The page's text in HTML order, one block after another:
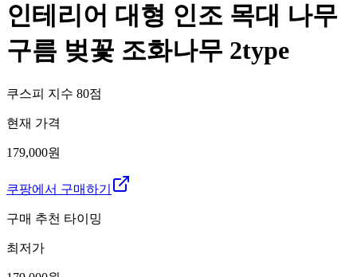
인테리어 대형 인조 목대 나무
구름 벚꽃 조화나무 2type
쿠스피 지수 80점
현재 가격
179,000원
쿠팡에서 구매하기
구매 추천 타이밍
최저가